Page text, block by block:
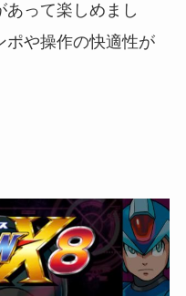
って楽しめまし
ポや操作の快適性が